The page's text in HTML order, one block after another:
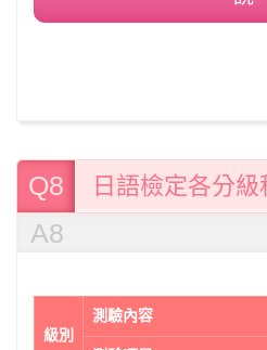
Q8 日語檢定各分
A8
級別
測驗內容